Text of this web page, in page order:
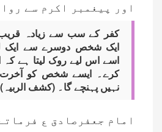
اور پیغمبر اکرم سے
کفر کے سب سے زیادہ
ایک شخص دوسرے سے ایک
اسے اس لیے روک لیتا ہے
کرے۔ ایسے شخص کو آخرت
نہیں پہنچے گا۔ (کشف الربیہ)
امام جعفرصادق ع